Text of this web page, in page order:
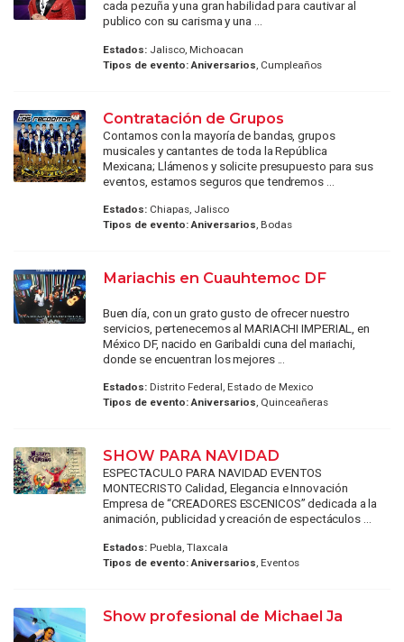
cada pezuña y una gran habilidad para cautivar al
publico con su carisma y una ...
Estados:Jalisco, Michoacan
Tipos de evento: Aniversarios , Cumpleaños
Contratación de Grupos
Contamos con la mayoría de bandas, grupos
musicales y cantantes de toda la República
Mexicana; Llámenos y solicite presupuesto para sus
eventos, estamos seguros que tendremos ...
Estados:Chiapas, Jalisco
Tipos de evento: Aniversarios, Bodas
Mariachis en Cuauhtemoc DF
Buen día, con un grato gusto de ofrecer nuestro
servicios, pertenecemos al MARIACHI IMPERIAL, en
México DF, nacido en Garibaldi cuna del mariachi,
donde se encuentran los mejores ...
Estados:Distrito Federal, Estado de Mexico
Tipos de evento: Aniversarios, Quinceañeras
SHOW PARA NAVIDAD
ESPECTACULO PARA NAVIDAD EVENTOS
MONTECRISTO Calidad, Elegancia e Innovación
Empresa de “CREADORES ESCENICOS” dedicada a la
animación, publicidad y creación de espectáculos ...
Estados:Puebla, Tlaxcala
Tipos de evento: Aniversarios , Eventos
Show profesional de Michael Ja